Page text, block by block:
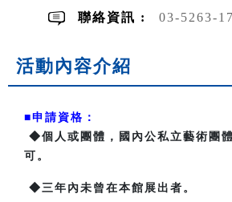
聯絡資訊 : 03-5263-
活動內容介紹
■申請資格：
◆個人或團體，國內公私立藝術團
可。
◆三年內未曾在本館展出者。